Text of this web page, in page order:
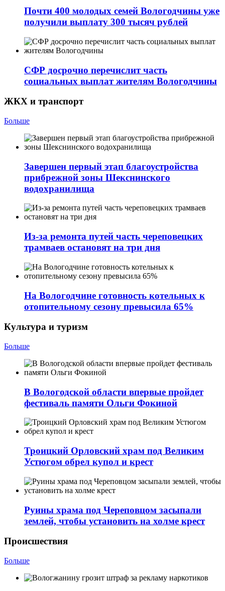
Почти 400 молодых семей Вологодчины уже
получили выплату 300 тысяч рублей
СФР досрочно перечислит часть
социальных выплат жителям Вологодчины
ЖКХ и транспорт
Больше
Завершен первый этап благоустройства
прибрежной зоны Шекснинского
водохранилища
Из-за ремонта путей часть череповецких
трамваев остановят на три дня
На Вологодчине готовность котельных к
отопительному сезону превысила 65%
Культура и туризм
Больше
В Вологодской области впервые пройдет
фестиваль памяти Ольги Фокиной
Троицкий Орловский храм под Великим
Устюгом обрел купол и крест
Руины храма под Череповцом засыпали
землей, чтобы установить на холме крест
Происшествия
Больше